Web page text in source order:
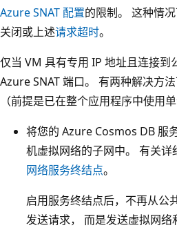
Azure SNAT 配置的限制。 这种情
关闭或上述请求超时。
仅当 VM 具有专用 IP 地址且连接到
Azure SNAT 端口。 有两种解决方
（前提是已在整个应用程序中使用
将您的 Azure Cosmos DB 服
机虚拟网络的子网中。 有关详
网络服务终结点。
启用服务终结点后，不再从公
发送请求， 而是发送虚拟网